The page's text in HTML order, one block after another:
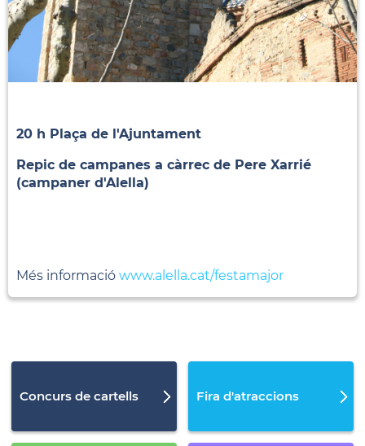
20 h Plaça de l'Ajuntament
Repic de campanes a càrrec de Pere Xarrié
(campaner d'Alella)
Més informació www.alella.cat/festamajor
Concurs de cartells Fira d'atraccions